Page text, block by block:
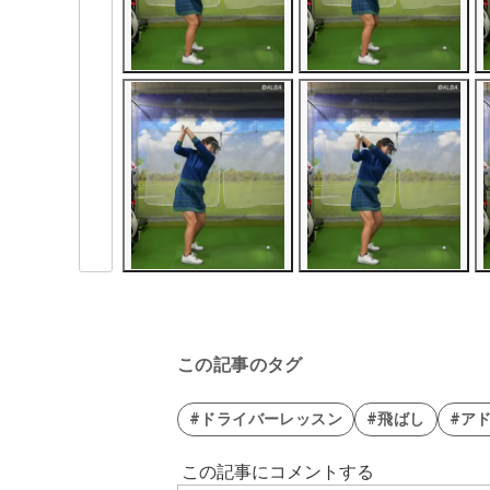
この記事のタグ
#ドライバーレッスン #飛ばし #ア